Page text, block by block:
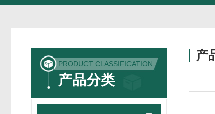
PRODUCT CLASSIFICATION
产品分类
产